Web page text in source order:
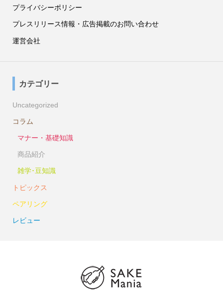
プライバシーポリシー
プレスリリース情報・広告掲載のお問い合わせ
運営会社
カテゴリー
Uncategorized
コラム
マナー・基礎知識
商品紹介
雑学･豆知識
トピックス
ペアリング
レビュー